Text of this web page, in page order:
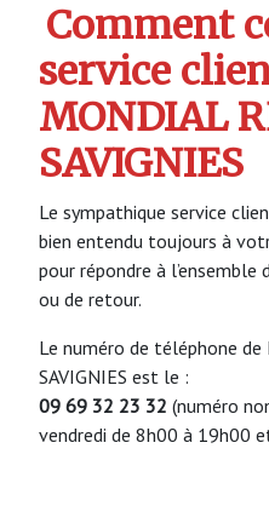
Comment
service
MONDIAL
SAVIGNIES
Le sympathique service
bien entendu toujours à
pour répondre à
ou de retour.
Le numéro de téléphone de
SAVIGNIES est le :
09 69 32 23 32 (numéro
vendredi de 8h00 à 19h00